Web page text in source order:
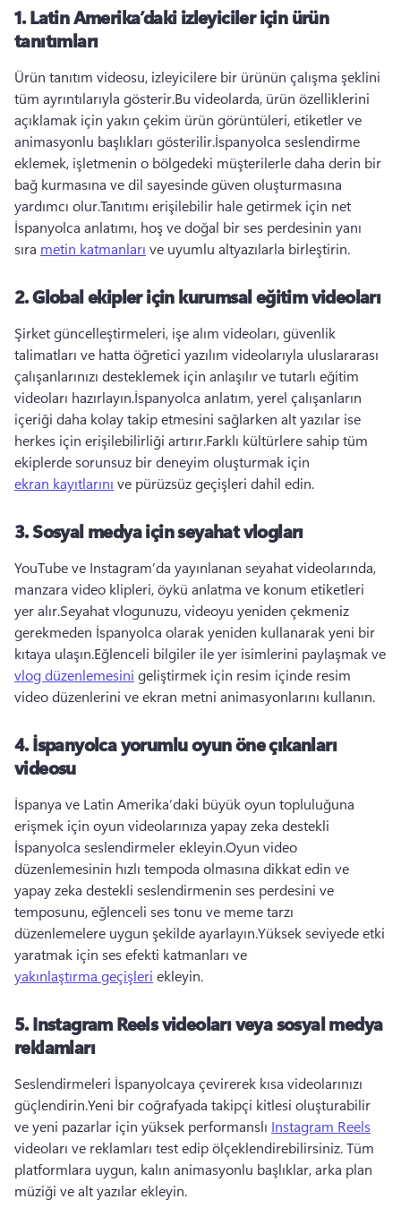
1.Latin Amerika’daki izleyiciler için ürün
tanıtımları
Ürün tanıtım videosu, izleyicilere bir ürünün çalışma şeklini
tüm ayrıntılarıyla gösterir.Bu videolarda, ürün özelliklerini
açıklamak için yakın çekim ürün görüntüleri, etiketler ve
animasyonlu başlıkları gösterilir.İspanyolca seslendirme
eklemek, işletmenin o bölgedeki müşterilerle daha derin bir
bağ kurmasına ve dil sayesinde güven oluşturmasına
yardımcı olur.Tanıtımı erişilebilir hale getirmek için net
İspanyolca anlatımı, hoş ve doğal bir ses perdesinin yanı
sıra metin katmanları ve uyumlu altyazılarla birleştirin.
2.Global ekipler için kurumsal eğitim videoları
Şirket güncelleştirmeleri, işe alım videoları, güvenlik
talimatları ve hatta öğretici yazılım videolarıyla uluslararası
çalışanlarınızı desteklemek için anlaşılır ve tutarlı eğitim
videoları hazırlayın.İspanyolca anlatım, yerel çalışanların
içeriği daha kolay takip etmesini sağlarken alt yazılar ise
herkes için erişilebilirliği artırır.Farklı kültürlere sahip tüm
ekiplerde sorunsuz bir deneyim oluşturmak için
ekran kayıtlarını ve pürüzsüz geçişleri dahil edin.
3.Sosyal medya için seyahat vlogları
YouTube ve Instagram’da yayınlanan seyahat videolarında,
manzara video klipleri, öykü anlatma ve konum etiketleri
yer alır.Seyahat vlogunuzu, videoyu yeniden çekmeniz
gerekmeden İspanyolca olarak yeniden kullanarak yeni bir
kıtaya ulaşın.
vlog düzenlemesini geliştirmek için resim içinde resim
video düzenlerini ve ekran metni animasyonlarını kullanın.
4.İspanyolca yorumlu oyun öne çıkanları
videosu
İspanya ve Latin Amerika’daki büyük oyun topluluğuna
erişmek için oyun videolarınıza yapay zeka destekli
İspanyolca seslendirmeler ekleyin.Oyun video
düzenlemesinin hızlı tempoda olmasına dikkat edin ve
yapay zeka destekli seslendirmenin ses perdesini ve
temposunu, eğlenceli ses tonu ve meme tarzı
düzenlemelere uygun şekilde ayarlayın.Yüksek seviyede etki
yaratmak için ses efekti katmanları ve
yakınlaştırma geçişleri ekleyin.
5.Instagram Reels videoları veya sosyal medya
reklamları
Seslendirmeleri İspanyolcaya çevirerek kısa videolarınızı
güçlendirin.Yeni bir coğrafyada takipçi kitlesi oluşturabilir
ve yeni pazarlar için yüksek performanslı Instagram Reels
videoları ve reklamları test edip ölçeklendirebilirsiniz. Tüm
platformlara uygun, kalın animasyonlu başlıklar, arka plan
müziği ve alt yazılar ekleyin.